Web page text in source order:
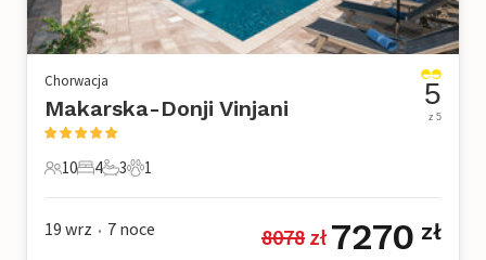
Chorwacja
Makarska-Donji Vinjani
10 Goście
10
4 Sypialnie
4
3 Łazienki
3
1 Zwierzę domowe
1
5
z 5
19 wrz • 7 noce 8078 zł 7270 zł